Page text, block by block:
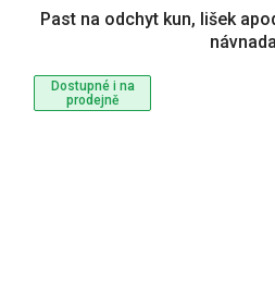
Dostupné i na
prodejně
Past na odchyt kun, lišek
návnada